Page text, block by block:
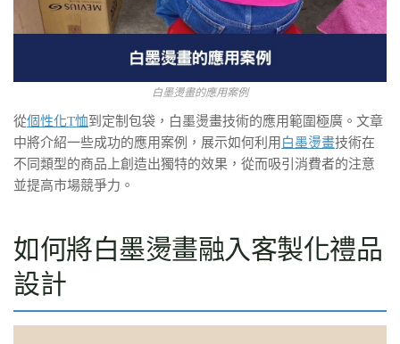
白墨燙畫的應用案例
從個性化T恤到定制包袋，白墨燙畫技術的應用範圍極廣。文章
中將介紹一些成功的應用案例，展示如何利用 白墨燙畫技術在
不同類型的商品上創造出獨特的效果，從而吸引消費者的注意
並提高市場競爭力。
如何將白墨燙畫融入客製化禮品
設計